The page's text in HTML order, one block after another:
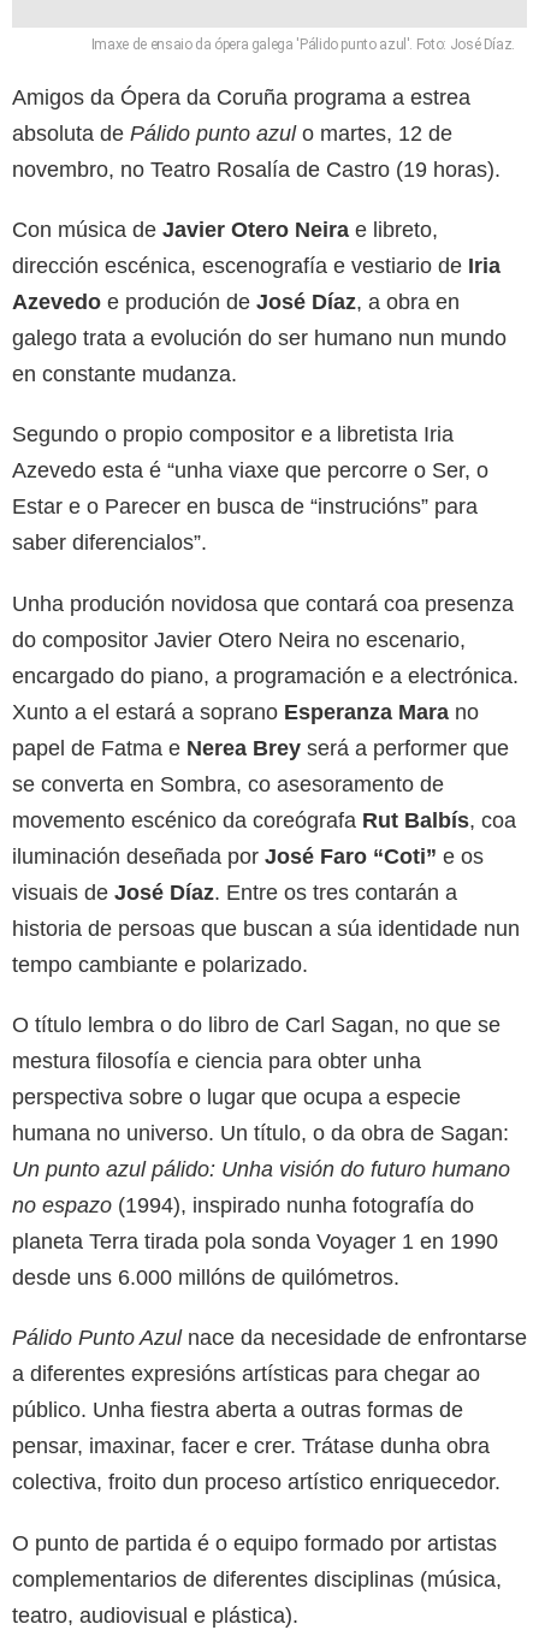
Imaxe de ensaio da ópera galega 'Pálido punto azul'. Foto: José Díaz.
Amigos da Ópera da Coruña programa a estrea
absoluta de Pálido punto azul o martes, 12 de
novembro, no Teatro Rosalía de Castro (19 horas).
Con música de Javier Otero Neira e libreto,
dirección escénica, escenografía e vestiario de Iria
Azevedo e produción de José Díaz, a obra en
galego trata a evolución do ser humano nun mundo
en constante mudanza.
Segundo o propio compositor e a libretista Iria
Azevedo esta é “unha viaxe que percorre o Ser, o
Estar e o Parecer en busca de “instrucións” para
saber diferencialos”.
Unha produción novidosa que contará coa presenza
do compositor Javier Otero Neira no escenario,
encargado do piano, a programación e a electrónica.
Xunto a el estará a soprano Esperanza Mara no
papel de Fatma e Nerea Brey será a performer que
se converta en Sombra, co asesoramento de
movemento escénico da coreógrafa Rut Balbís, coa
iluminación deseñada por José Faro “Coti” e os
visuais de José Díaz. Entre os tres contarán a
historia de persoas que buscan a súa identidade nun
tempo cambiante e polarizado.
O título lembra o do libro de Carl Sagan, no que se
mestura filosofía e ciencia para obter unha
perspectiva sobre o lugar que ocupa a especie
humana no universo. Un título, o da obra de Sagan:
Un punto azul pálido: Unha visión do futuro humano
no espazo (1994), inspirado nunha fotografía do
planeta Terra tirada pola sonda Voyager 1 en 1990
desde uns 6.000 millóns de quilómetros.
Pálido Punto Azulnace da necesidade de enfrontarse
a diferentes expresións artísticas para chegar ao
público. Unha fiestra aberta a outras formas de
pensar, imaxinar, facer e crer. Trátase dunha obra
colectiva, froito dun proceso artístico enriquecedor.
O punto de partida é o equipo formado por artistas
complementarios de diferentes disciplinas (música,
teatro, audiovisual e plástica).